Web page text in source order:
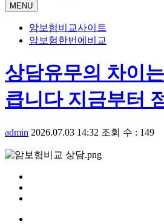
MENU
암보험비교사이트
암보험한번에비교
상담유무의 차이
큽니다 지금부터
admin 2026.07.03 14:32 조회 수 : 149